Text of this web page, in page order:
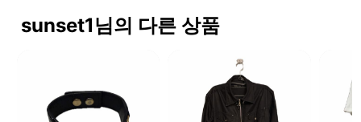
sunset1님의 다른 상품